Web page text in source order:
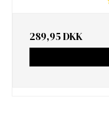
289,95 DKK